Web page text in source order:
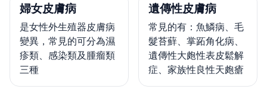
婦女皮膚病
是女性外生殖器皮膚病
變異，常見的可分為濕
疹類、感染類及腫瘤類
三種
遺傳性皮膚病
常見的有：魚鱗病、毛
髮苔蘚、掌跖角化病、
遺傳性大皰性表皮鬆解
症、家族性良性天皰瘡